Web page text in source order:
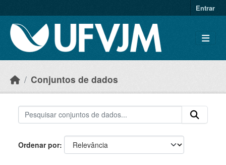
Entrar
Conjuntos de dados
Ordenar por